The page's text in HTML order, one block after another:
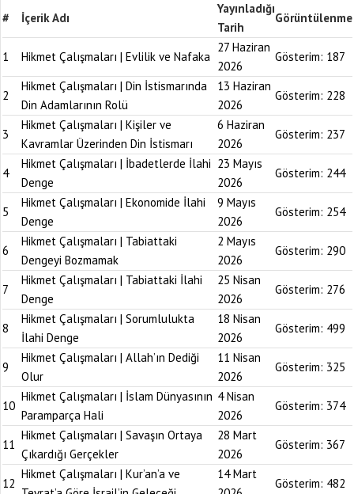
# İçerik Adı
Yayınladığı
Tarih
Görüntülenme
1 Hikmet Çalışmaları | Evlilik ve Nafaka
27 Haziran
2026
Gösterim: 187
2
Hikmet Çalışmaları | Din İstismarında
Din Adamlarının Rolü
13 Haziran
2026
Gösterim: 228
3
Hikmet Çalışmaları | Kişiler ve
Kavramlar Üzerinden Din İstismarı
6 Haziran
2026
Gösterim: 237
4
Hikmet Çalışmaları | İbadetlerde İlahi
Denge
23 Mayıs
2026
Gösterim: 244
5
Hikmet Çalışmaları | Ekonomide İlahi
Denge
9 Mayıs
2026
Gösterim: 254
6
Hikmet Çalışmaları | Tabiattaki
Dengeyi Bozmamak
2 Mayıs
2026
Gösterim: 290
7
Hikmet Çalışmaları | Tabiattaki İlahi
Denge
25 Nisan
2026
Gösterim: 276
8
Hikmet Çalışmaları | Sorumlulukta
İlahi Denge
18 Nisan
2026
Gösterim: 499
9
Hikmet Çalışmaları | Allah’ın Dediği
Olur
11 Nisan
2026
Gösterim: 325
10
Hikmet Çalışmaları | İslam Dünyasının
Paramparça Hali
4 Nisan
2026
Gösterim: 374
11
Hikmet Çalışmaları | Savaşın Ortaya
Çıkardığı Gerçekler
28 Mart
2026
Gösterim: 367
12
Hikmet Çalışmaları | Kur’an’a ve
14 Mart
Gösterim: 482